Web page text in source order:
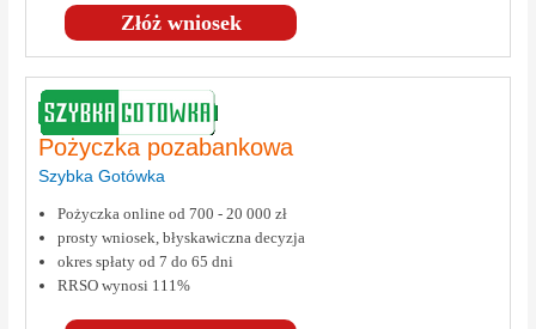
Złóż wniosek
Pożyczka pozabankowa
Szybka Gotówka
Pożyczka online od 700 - 20 000 zł
prosty wniosek, błyskawiczna decyzja
okres spłaty od 7 do 65 dni
RRSO wynosi 111%